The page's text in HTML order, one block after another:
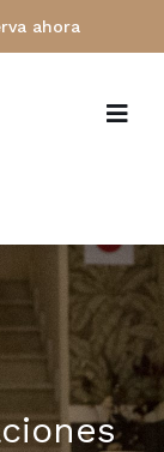
ahora